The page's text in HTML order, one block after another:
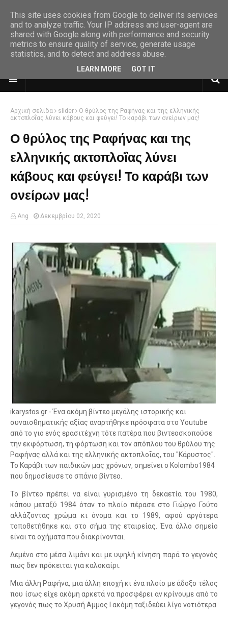
Αρχική σελίδα slider
Ο θρύλος της Ραφήνας και της ελληνικής
ακτοπλοΐας λύνει κάβους και φεύγει! Το καράβι των ονείρων μας!
Ο θρύλος της Ραφήνας και της
ελληνικής ακτοπλοΐας λύνει
κάβους και φεύγει! Το καράβι των
ονείρων μας!
Ang Δεκεμβρίου 02, 2020
ikarystos.gr - Ένα ακόμη βίντεο μεγάλης ιστορικής και
συναισθηματικής αξίας αναρτήθηκε πρόσφατα στο Youtube
από το γιο ενός ερασιτέχνη τότε πατέρα που βιντεοσκοπούσε
την εκφόρτωση, τη φόρτωση και τον απόπλου του θρύλου της
Ραφήνας αλλά και της ελληνικής ακτοπλοΐας, του "Κάρυστος".
Το Καράβι των παιδικών μας χρόνων, σημείνει ο Kolombo1984
που δημοσίευσε το σπάνιο βίντεο.
Το βίντεο πρέπει να είναι γυρισμένο τη δεκαετία του 1980,
κάπου μεταξύ 1984 όταν το πλοίο πέρασε στο Γιώργο Γούτο
αλλάζοντας χρώμα κι όνομα και το 1989, αφού αργότερα
τοποθετήθηκε και στο σήμα της εταιρείας. Ένα άλλο σημείο
είναι τα οχήματα που διακρίνονται.
Δεμένο στο μέσα λιμάνι και με υψηλή κίνηση παρά το γεγονός
πως δεν πρόκειται για καλοκαίρι.
Μια άλλη Ραφήνα, μια άλλη εποχή κι ένα πλοίο με άδοξο τέλος
που ίσως είχε ακόμη αρκετά να προσφέρει αν κρίνουμε από το
γεγονός πως το Χρυσή Αμμος Ι ακόμη ταξιδεύει λίγο νοτιότερα.
This site uses cookies from Google to deliver its services
and to analyze traffic. Your IP address and user-agent are
shared with Google along with performance and security
metrics to ensure quality of service, generate usage
statistics, and to detect and address abuse.
LEARN MORE GOT IT